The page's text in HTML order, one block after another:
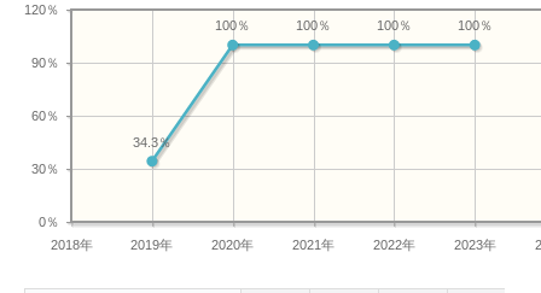
2018年 2019年 2020年 2021年 2022年 2023年
0％
30％
60％
90％
120％
100％
100％
100％
100％
34.3％